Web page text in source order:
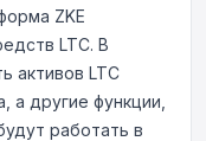
ZKE
LTC. В
активов LTC
а другие функции,
работать в